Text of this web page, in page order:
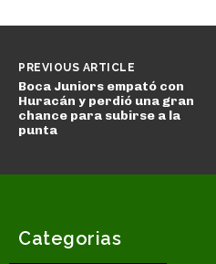
PREVIOUS ARTICLE
Boca Juniors empató con
Huracán y perdió una gran
chance para subirse a la
punta
Categorias